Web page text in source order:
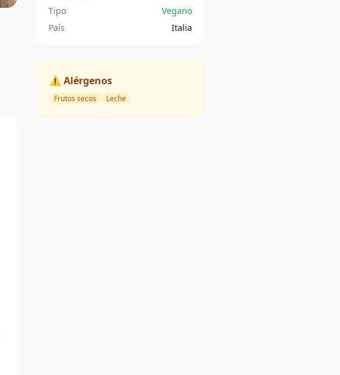
Tipo
Vegano
País
Italia
⚠️ Alérgenos
Frutos secos Leche